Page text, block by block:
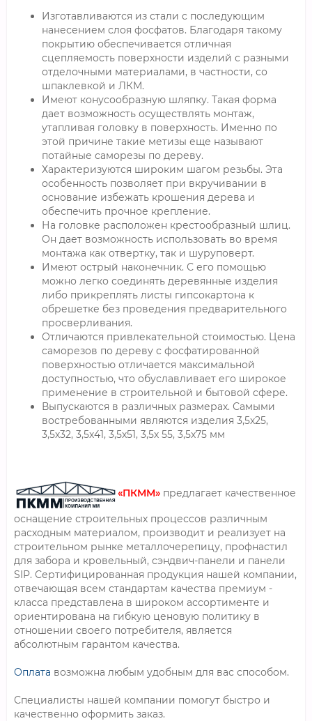
Изготавливаются из стали с последующим
нанесением слоя фосфатов. Благодаря такому
покрытию обеспечивается отличная
сцепляемость поверхности изделий с разными
отделочными материалами, в частности, со
шпаклевкой и ЛКМ.
Имеют конусообразную шляпку. Такая форма
дает возможность осуществлять монтаж,
утапливая головку в поверхность. Именно по
этой причине такие метизы еще называют
потайные саморезы по дереву.
Характеризуются широким шагом резьбы. Эта
особенность позволяет при вкручивании в
основание избежать крошения дерева и
обеспечить прочное крепление.
На головке расположен крестообразный шлиц.
Он дает возможность использовать во время
монтажа как отвертку, так и шуруповерт.
Имеют острый наконечник. С его помощью
можно легко соединять деревянные изделия
либо прикреплять листы гипсокартона к
обрешетке без проведения предварительного
просверливания.
Отличаются привлекательной стоимостью. Цена
саморезов по дереву с фосфатированной
поверхностью отличается максимальной
доступностью, что обуславливает его широкое
применение в строительной и бытовой сфере.
Выпускаются в различных размерах. Самыми
востребованными являются изделия 3,5х25,
3,5х32, 3,5х41, 3,5х51, 3,5х 55, 3,5х75 мм
«ПКММ» предлагает качественное
оснащение строительных процессов различным
расходным материалом, производит и реализует на
строительном рынке металлочерепицу, профнастил
для забора и кровельный, сэндвич-панели и панели
SIP. Сертифицированная продукция нашей компании,
отвечающая всем стандартам качества премиум -
класса представлена в широком ассортименте и
ориентирована на гибкую ценовую политику в
отношении своего потребителя, является
абсолютным гарантом качества.
Оплата возможна любым удобным для вас способом.
Специалисты нашей компании помогут быстро и
качественно оформить заказ.